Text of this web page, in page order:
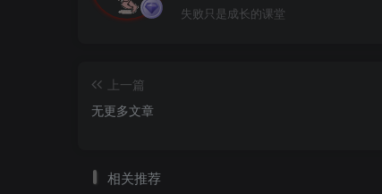
失败只是成长的课堂
上一篇
无更多文章
相关推荐